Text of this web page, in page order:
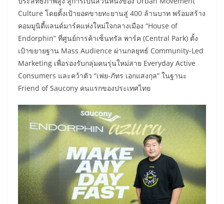
Culture โดยตั้งเป้ายอดขายทะยานสู่ 400 ล้านบาท พร้อมสร้าง
คอมมูนิตี้แลนด์มาร์คแห่งใหม่ใจกลางเมือง “House of
Endorphin” ที่ศูนย์การค้าเซ็นทรัล พาร์ค (Central Park) ตั้ง
เป้าขยายฐาน Mass Audience ผ่านกลยุทธ์ Community-Led
Marketing เพื่อรองรับกลุ่มคนรุ่นใหม่สาย Everyday Active
Consumers และคว้าตัว “เฟย-ภัทร เอกแสงกุล” ในฐานะ
Friend of Saucony คนแรกของประเทศไทย